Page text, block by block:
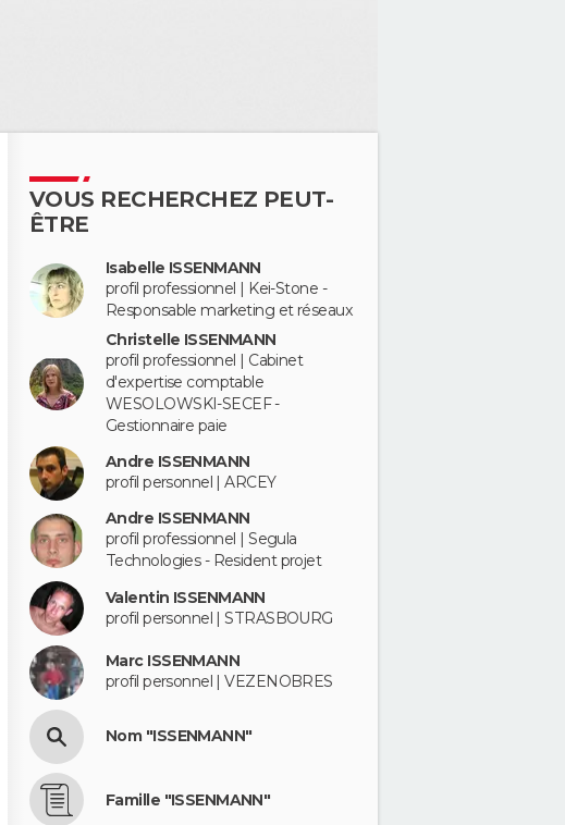
VOUS RECHERCHEZ PEUT-
ÊTRE
Isabelle ISSENMANN
profil professionnel | Kei-Stone -
Responsable marketing et réseaux
Christelle ISSENMANN
profil professionnel | Cabinet
d'expertise comptable
WESOLOWSKI-SECEF -
Gestionnaire paie
Andre ISSENMANN
profil personnel | ARCEY
Andre ISSENMANN
profil professionnel | Segula
Technologies - Resident projet
Valentin ISSENMANN
profil personnel | STRASBOURG
Marc ISSENMANN
profil personnel | VEZENOBRES
Nom "ISSENMANN"
Famille "ISSENMANN"